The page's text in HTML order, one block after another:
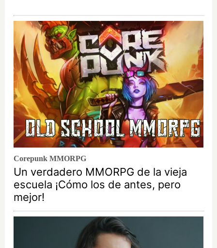
Corepunk MMORPG
Un verdadero MMORPG de la vieja
escuela ¡Cómo los de antes, pero
mejor!